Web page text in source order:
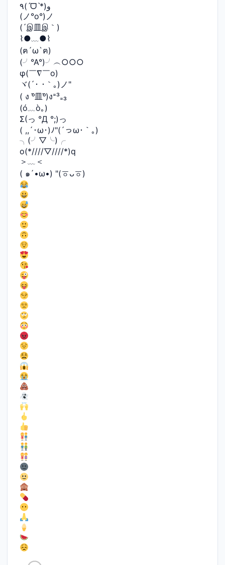
٩(ˊᗜˋ*)و
(ノ°ο°)ノ
(´இ皿இ｀)
⌇●﹏●⌇
(ฅ´ω`ฅ)
(╯°A°)╯︵○○○
φ(￣∇￣o)
ヾ(´･ ･｀｡)ノ"
( ง ᵒ̌皿ᵒ̌)ง⁼³₌₃
(ó﹏ò｡)
Σ(っ °Д °;)っ
( ,,´･ω･)ﾉ"(´っω･｀｡)
╮(╯▽╰)╭
o(*////▽////*)q
＞﹏＜
( ๑´•ω•) "(ㆆᴗㆆ)